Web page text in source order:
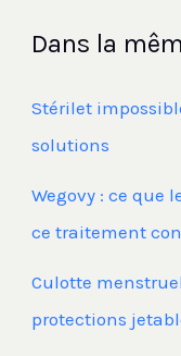
Dans la
Stérilet
solutions
Wegovy : ce que
ce traitement
Culotte
protections